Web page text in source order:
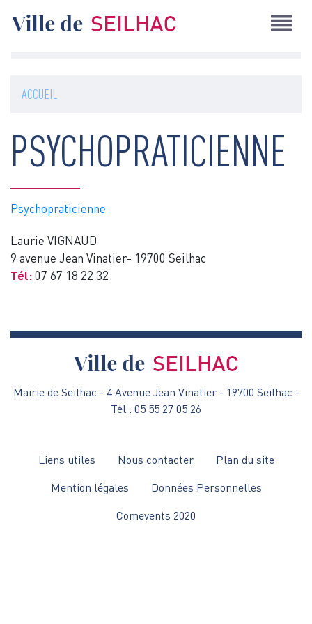
au
ACCUEIL
PSYCHOPRATICIENNE
Psychopraticienne
Laurie VIGNAUD
9 avenue Jean Vinatier- 19700 Seilhac
Tél:07 67 18 22 32
Mairie de Seilhac - 4 Avenue Jean Vinatier - 19700 Seilhac -
Tél : 05 55 27 05 26
Menu
Liens utiles Nous contacter
Plan du site
Mention légales
Données Personnelles
Comevents 2020